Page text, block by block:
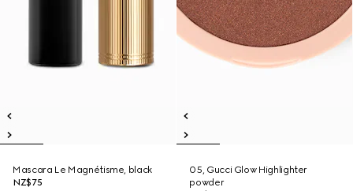
Mascara Le Magnétisme, black
NZ$75
05, Gucci Glow Highlighter
powder